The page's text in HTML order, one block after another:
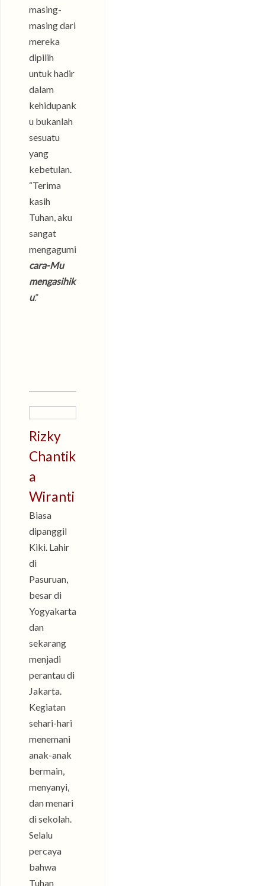
masing-
masing dari
mereka
dipilih
untuk hadir
dalam
kehidupank
u bukanlah
sesuatu
yang
kebetulan.
“Terima
kasih
Tuhan, aku
sangat
mengagumi
cara-Mu
mengasihik
u.”
Rizky
Chantik
a
Wiranti
Biasa
dipanggil
Kiki. Lahir
di
Pasuruan,
besar di
Yogyakarta
dan
sekarang
menjadi
perantau di
Jakarta.
Kegiatan
sehari-hari
menemani
anak-anak
bermain,
menyanyi,
dan menari
di sekolah.
Selalu
percaya
bahwa
Tuhan